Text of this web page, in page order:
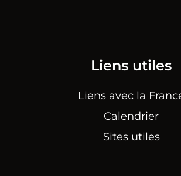
Liens utiles
Liens avec la
Calendrier
Sites utiles